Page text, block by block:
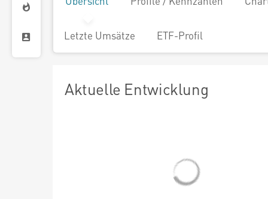
Letzte Umsätze ETF-Profil
Aktuelle Entwicklung